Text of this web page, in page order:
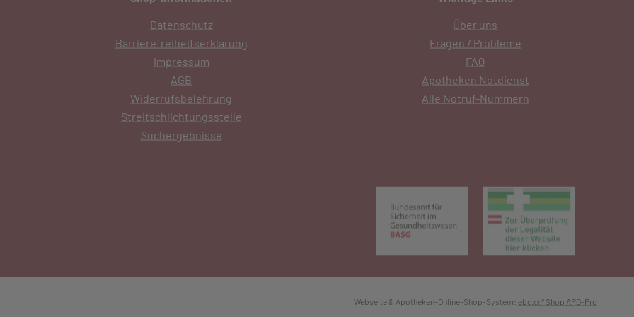
Datenschutz
Barrierefreiheitserklärung
Impressum
AGB
Widerrufsbelehrung
Streitschlichtungsstelle
Suchergebnisse
Über uns
Fragen / Probleme
FAQ
Apotheken Notdienst
Alle Notruf-Nummern
(öffnet in neuem Tab)
Webseite & Apotheken-Online-Shop-System: eboxx® Shop APO-Pro